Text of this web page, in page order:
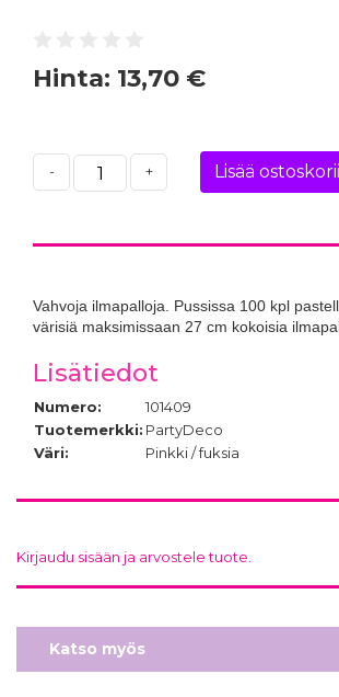
Hinta: 13,70 €
- + Lisää
Vahvoja ilmapalloja. Pussissa 100 kpl
värisiä maksimissaan 27 cm kokoisia
Lisätiedot
Numero:
101409
Tuotemerkki: PartyDeco
Väri:
Pinkki / fuksia
Kirjaudu sisään ja arvostele tuote.
Katso myös